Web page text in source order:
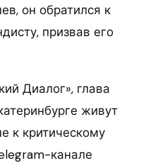
он обратился к
призвав его
Диалог», глава
живут
к критическому
канале